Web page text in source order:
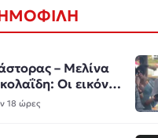
– Μελίνα
Οι εικόνες
την Πάρο άναψαν
18 ώρες